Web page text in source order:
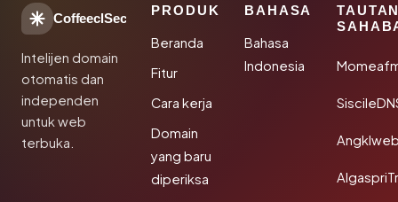
CoffeeclSec
Intelijen domain
otomatis dan
independen
untuk web
terbuka.
PRODUK
Beranda
Fitur
Cara kerja
Domain
yang baru
diperiksa
BAHASA
Bahasa
Indonesia